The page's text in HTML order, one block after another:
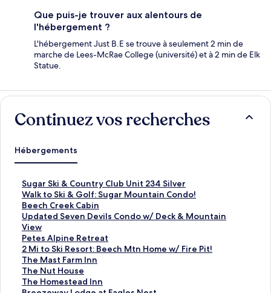
Que puis-je trouver aux alentours de
l'hébergement ?
L'hébergement Just B.E se trouve à seulement 2 min de
marche de Lees-McRae College (université) et à 2 min de Elk
Statue.
Continuez vos recherches
Hébergements
Sugar Ski & Country Club Unit 234 Silver
L
i
e
n
o
u
v
r
a
n
Walk to Ski & Golf: Sugar Mountain Condo!
L
i
e
n
o
u
v
r
a
Beech Creek Cabin
L
i
e
n
o
u
v
r
Updated Seven Devils Condo w/ Deck & Mountain
View
L
i
e
n
o
u
v
Petes Alpine Retreat
L
i
e
n
o
2 Mi to Ski Resort: Beech Mtn Home w/ Fire Pit!
L
i
e
n
The Mast Farm Inn
L
i
e
The Nut House
L
iThe Homestead Inn
L